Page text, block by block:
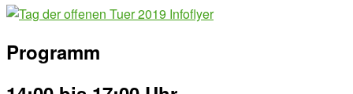
Programm